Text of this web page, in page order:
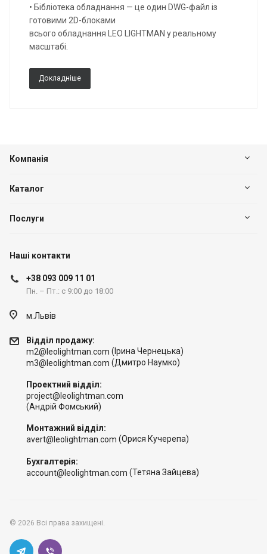
• Бібліотека обладнання — це один DWG-файл із
готовими 2D-блоками
всього обладнання LEO LIGHTMAN у реальному
масштабі.
Докладніше
Компанія
Каталог
Послуги
Наші контакти
+38 093 009 11 01
Пн. – Пт.: с 9:00 до 18:00
м.Львів
Відділ продажу:
m2@leolightman.com (Ірина Чернецька)
m3@leolightman.com (Дмитро Наумко)
Проектний відділ:
project@leolightman.com
(Андрій Фомський)
Монтажний відділ:
avert@leolightman.com (Орися Кучерепа)
Бухгалтерія:
account@leolightman.com (Тетяна Зайцева)
© 2026 Всі права захищені.